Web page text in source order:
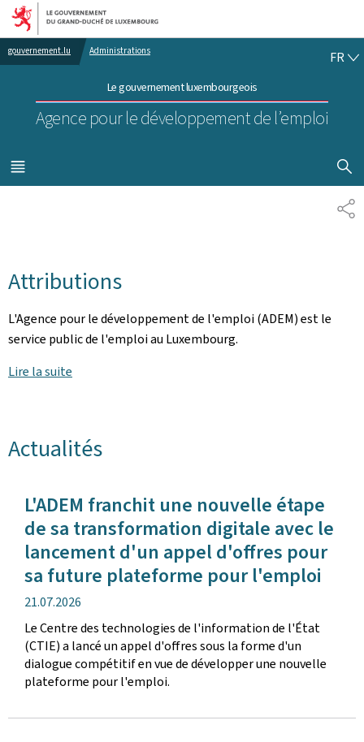
Aller au menu principal
Aller au contenu
gouvernement.lu Administrations
Le gouvernement luxembourgeois
Agence pour le développement de l’emploi
FR
MENU
PRINCIPAL
Attributions
L'Agence pour le développement de l'emploi (ADEM) est le
service public de l'emploi au Luxembourg.
Lire la suite
Actualités
L'ADEM franchit une nouvelle étape
de sa transformation digitale avec le
lancement d'un appel d'offres pour
sa future plateforme pour l'emploi
date
de
publication
21.07.2026
Le Centre des technologies de l'information de l'État
(CTIE) a lancé un appel d'offres sous la forme d'un
dialogue compétitif en vue de développer une nouvelle
plateforme pour l'emploi.